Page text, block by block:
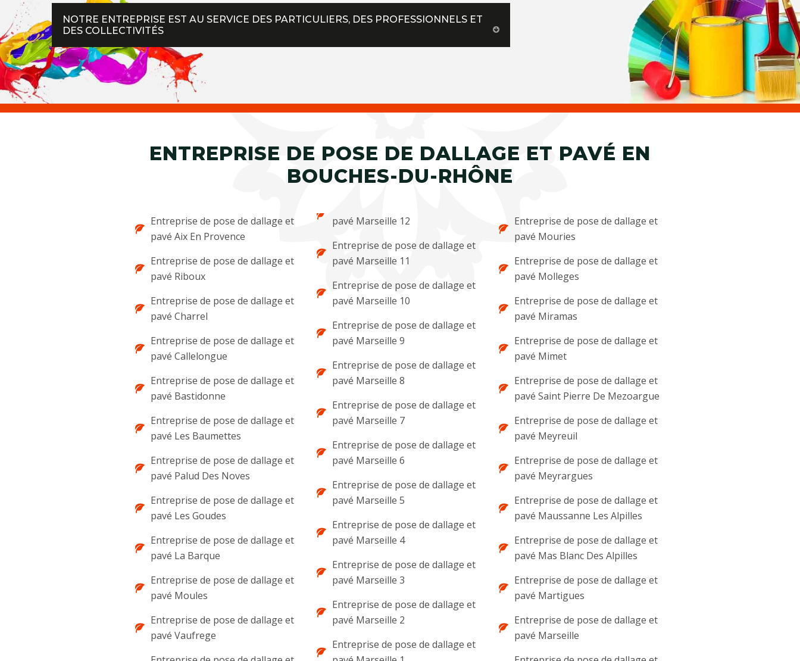
NOTRE ENTREPRISE EST AU SERVICE DES PARTICULIERS, DES PROFESSIONNELS ET
DES COLLECTIVITÉS
ENTREPRISE DE POSE DE DALLAGE ET PAVÉ EN
BOUCHES-DU-RHÔNE
Entreprise de pose de dallage et
pavé Aix En Provence
Entreprise de pose de dallage et
pavé Riboux
Entreprise de pose de dallage et
pavé Charrel
Entreprise de pose de dallage et
pavé Callelongue
Entreprise de pose de dallage et
pavé Bastidonne
Entreprise de pose de dallage et
pavé Les Baumettes
Entreprise de pose de dallage et
pavé Palud Des Noves
Entreprise de pose de dallage et
pavé Les Goudes
Entreprise de pose de dallage et
pavé La Barque
Entreprise de pose de dallage et
pavé Moules
Entreprise de pose de dallage et
pavé Vaufrege
pavé Marseille 12
Entreprise de pose de dallage et
pavé Marseille 11
Entreprise de pose de dallage et
pavé Marseille 10
Entreprise de pose de dallage et
pavé Marseille 9
Entreprise de pose de dallage et
pavé Marseille 8
Entreprise de pose de dallage et
pavé Marseille 7
Entreprise de pose de dallage et
pavé Marseille 6
Entreprise de pose de dallage et
pavé Marseille 5
Entreprise de pose de dallage et
pavé Marseille 4
Entreprise de pose de dallage et
pavé Marseille 3
Entreprise de pose de dallage et
pavé Marseille 2
Entreprise de pose de dallage et
Entreprise de pose de dallage et
pavé Mouries
Entreprise de pose de dallage et
pavé Molleges
Entreprise de pose de dallage et
pavé Miramas
Entreprise de pose de dallage et
pavé Mimet
Entreprise de pose de dallage et
pavé Saint Pierre De Mezoargue
Entreprise de pose de dallage et
pavé Meyreuil
Entreprise de pose de dallage et
pavé Meyrargues
Entreprise de pose de dallage et
pavé Maussanne Les Alpilles
Entreprise de pose de dallage et
pavé Mas Blanc Des Alpilles
Entreprise de pose de dallage et
pavé Martigues
Entreprise de pose de dallage et
pavé Marseille